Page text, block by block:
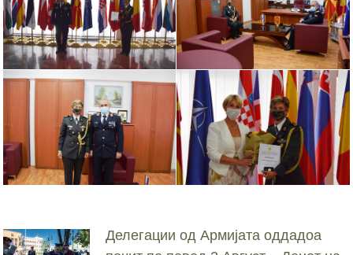
Делегации од Армијата оддадоа